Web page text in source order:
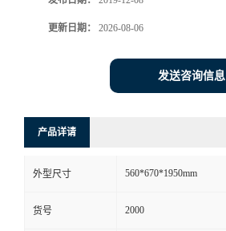
更新日期： 2026-08-06
发送咨询信息
产品详请
外型尺寸 560*670*1950mm
货号 2000